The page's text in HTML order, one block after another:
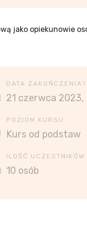
jako opiekunowie
DATA ZAKOŃCZENIA?
21 czerwca 2023,
POZIOM KURSU
Kurs od podstaw
ILOŚĆ UCZESTNIKÓW
10 osób